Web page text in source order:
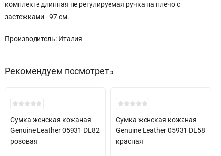
комплекте длинная не регулируемая ручка на плечо с
застежками - 97 см.
Производитель: Италия
Рекомендуем посмотреть
Скидка!
Сумка женская кожаная
Genuine Leather 05931 DL82
розовая
Скидка!
Сумка женская кожаная
Genuine Leather 05931 DL58
красная